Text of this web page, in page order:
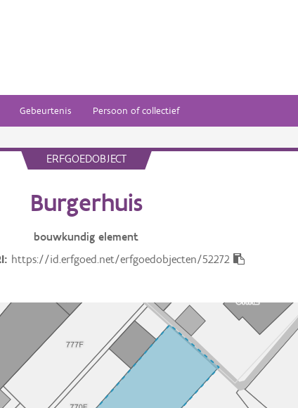
Gebeurtenis Persoon of collectief
ERFGOEDOBJECT
Burgerhuis
bouwkundig element
https://id.erfgoed.net/erfgoedobjecten/52272